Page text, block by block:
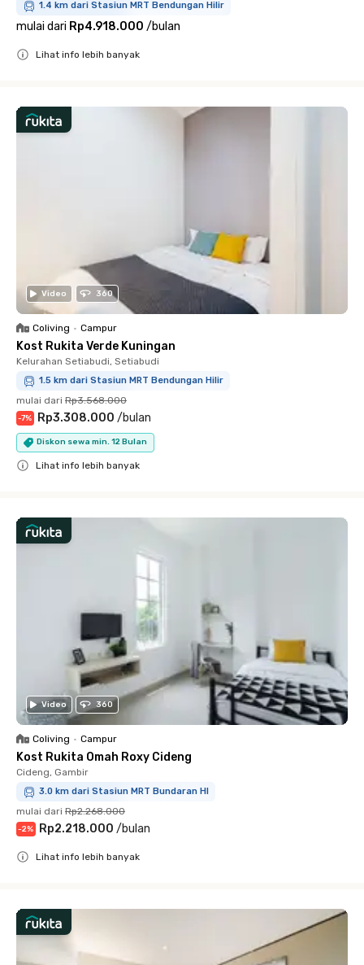
1.4 km dari Stasiun MRT Bendungan Hilir
mulai dari Rp4.918.000 /bulan
Lihat info lebih banyak
Video 360
Coliving • Campur
Kost Rukita Verde Kuningan
Kelurahan Setiabudi, Setiabudi
1.5 km dari Stasiun MRT Bendungan Hilir
mulai dari Rp3.568.000
-7% Rp3.308.000 /bulan
Diskon sewa min. 12 Bulan
Lihat info lebih banyak
Video 360
Coliving • Campur
Kost Rukita Omah Roxy Cideng
Cideng, Gambir
3.0 km dari Stasiun MRT Bundaran HI
mulai dari Rp2.268.000
-2% Rp2.218.000 /bulan
Lihat info lebih banyak